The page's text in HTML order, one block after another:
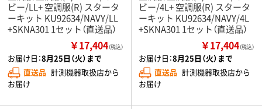
ビー/LL+ 空調服(R) スタータ
ーキット KU92634/NAVY/LL
+SKNA301 1セット（直送品）
￥17,404（税込）
お届け日：8月25日（火）まで
直送品 計測機器取扱店から
お届け
ビー/4L+ 空調服(R) スタータ
ーキット KU92634/NAVY/4L
+SKNA301 1セット（直送品）
￥17,404（税込）
お届け日：8月25日（火）まで
直送品 計測機器取扱店から
お届け